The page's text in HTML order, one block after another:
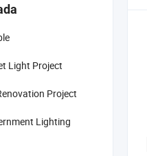
Light Project
Project
Lighting